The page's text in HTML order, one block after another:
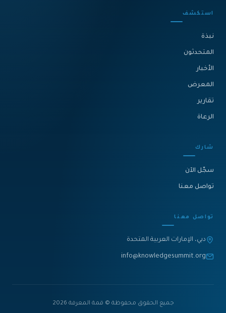
استكشف
نبذة‎
المتحدثون
الأخبار
المعرض
تقارير
الرعاة
شارك
سجّل الآن
تواصل معنا
تواصل معنا
دبي، الإمارات العربية المتحدة
info@knowledgesummit.org
جميع الحقوق محفوظة © قمة المعرفة 2026